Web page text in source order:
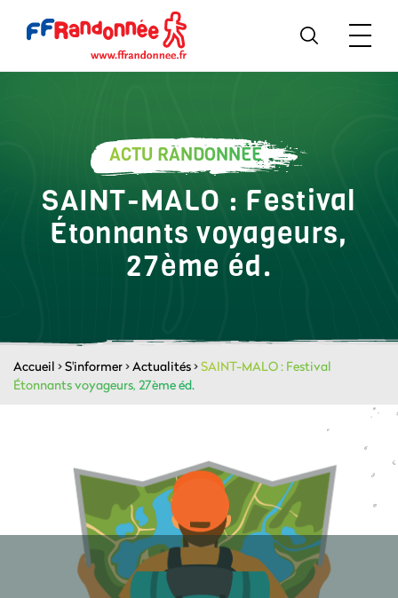
ACTU RANDONNÉE
SAINT-MALO : Festival
Étonnants voyageurs,
27ème éd.
Accueil >S'informer>Actualités>SAINT-MALO : Festival
Étonnants voyageurs, 27ème éd.